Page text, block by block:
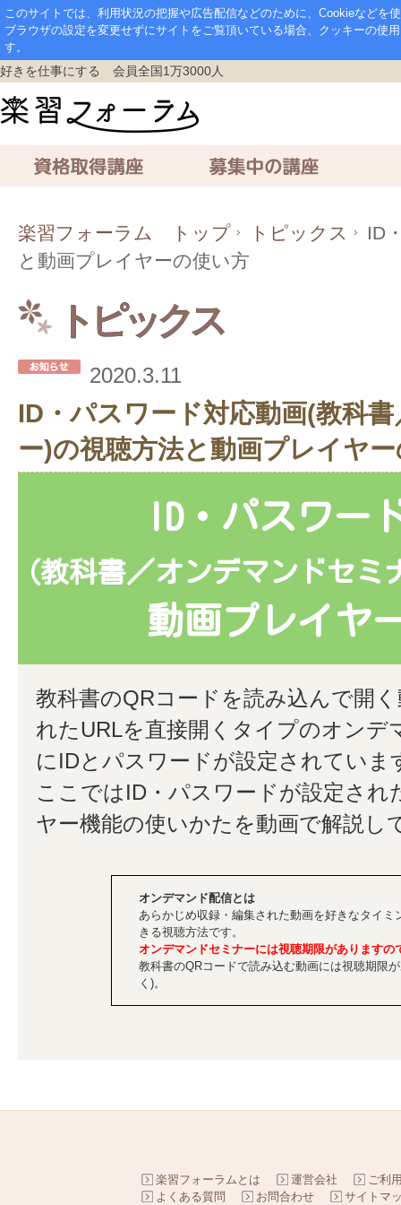
このサイトでは、利用状況の把握や広告配信などのために、Cookieなどを
ブラウザの設定を変更せずにサイトをご覧頂いている場合、クッキーの使
す。
好きを仕事にする 会員全国1万3000人
楽習フォーラム トップ トピックス
ID
と動画プレイヤーの使い方
トピックス
2020.3.11
ID・パスワード対応動画(教科
ー)の視聴方法と動画プレイヤ
ID・パスワー
(教科書／オンデマンドセミ
動画プレイヤ
教科書のQRコードを読み込んで開
れたURLを直接開くタイプのオンデ
にIDとパスワードが設定されていま
ここではID・パスワードが設定され
ヤー機能の使いかたを動画で解説し
オンデマンド配信とは
あらかじめ収録・編集された動画を好きなタイミ
きる視聴方法です。
オンデマンドセミナーには視聴期限がありますの
教科書のQRコードで読み込む動画には視聴期限
く)。
楽習フォーラムとは 運営会社
ご利
よくある質問
お問合わせ サイトマ